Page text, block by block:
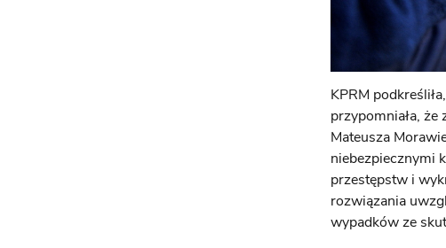
KPRM
przypomniała,
Mateusza
niebezpiecznymi
przestępstw i
rozwiązania
wypadków ze